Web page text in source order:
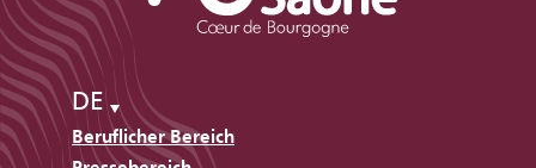
DE
Beruflicher Bereich